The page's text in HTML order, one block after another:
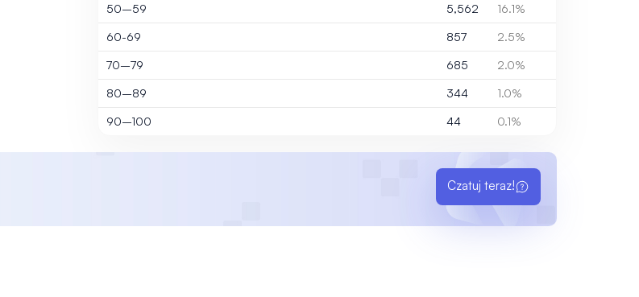
50–59 5,562 16.1%
60-69 857 2.5%
70–79 685 2.0%
80–89 344 1.0%
90–100 44 0.1%
Czatuj teraz!